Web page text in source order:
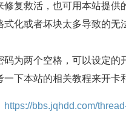
修复救活，也可用本站提
化或者坏块太多导致的无
两个空格，可以设定的
下本站的相关教程来开卡
https://bbs.jqhdd.com/